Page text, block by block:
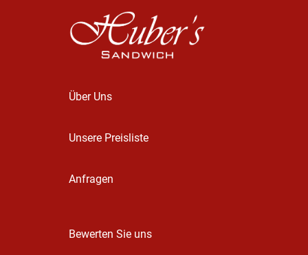
Über Uns
Unsere Preisliste
Anfragen
Bewerten Sie uns